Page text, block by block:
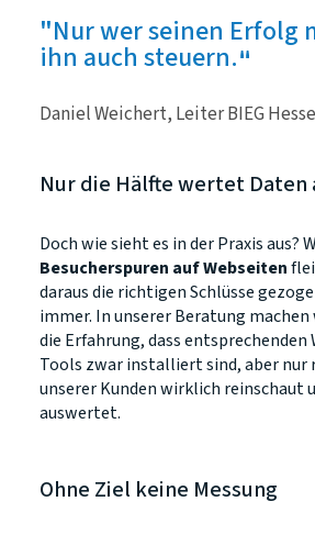
Nur wer seinen Erfolg
ihn auch steuern.
Daniel Weichert, Leiter BIEG
Nur die Hälfte wertet Daten
Doch wie sieht es in der Praxis aus?
Besucherspuren auf Webseiten
daraus die richtigen Schlüsse
immer. In unserer Beratung
die Erfahrung, dass entsprechenden
Tools zwar installiert sind, aber nur
unserer Kunden wirklich reinschaut
auswertet.
Ohne Ziel keine Messung